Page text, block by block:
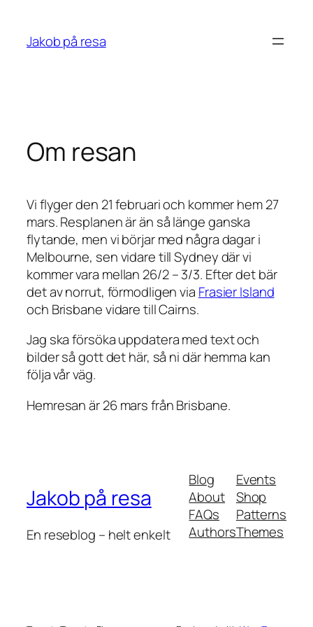
content
Jakob på resa
Om resan
Vi flyger den 21 februari och kommer hem 27
mars. Resplanen är än så länge ganska
flytande, men vi börjar med några dagar i
Melbourne, sen vidare till Sydney där vi
kommer vara mellan 26/2 – 3/3. Efter det bär
det av norrut, förmodligen via Frasier Island
och Brisbane vidare till Cairns.
Jag ska försöka uppdatera med text och
bilder så gott det här, så ni där hemma kan
följa vår väg.
Hemresan är 26 mars från Brisbane.
Jakob på resa
En reseblog – helt enkelt
Blog
About
FAQs
Authors
Events
Shop
Patterns
Themes